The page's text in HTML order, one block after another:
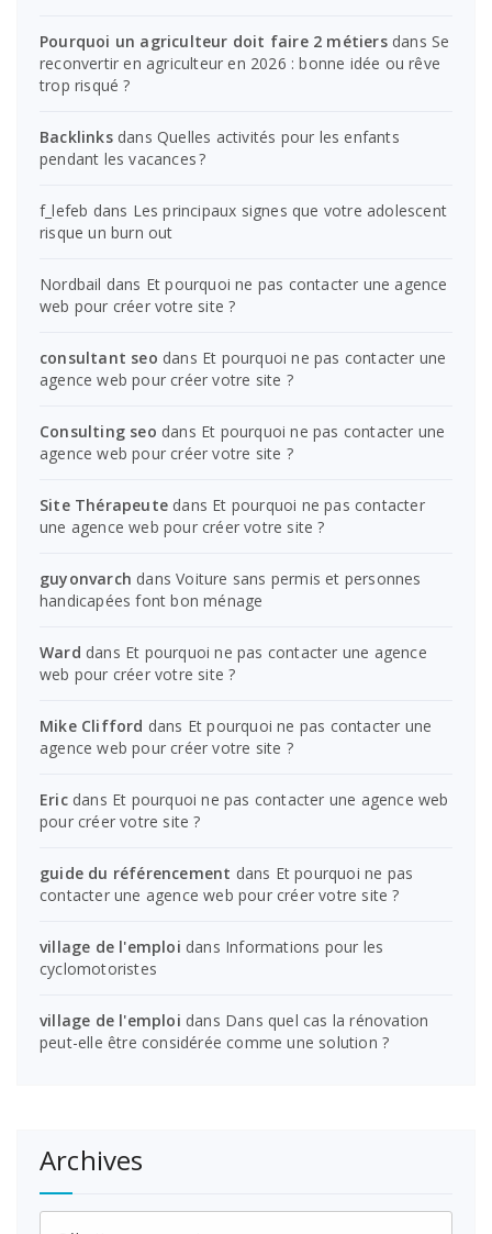
Pourquoi un agriculteur doit faire 2 métiersdans Se
reconvertir en agriculteur en 2026 : bonne idée ou rêve
trop risqué ?
BacklinksdansQuelles activités pour les enfants
pendant les vacances ?
f_lefeb dans Les principaux signes que votre adolescent
risque un burn out
Nordbail dans Et pourquoi ne pas contacter une agence
web pour créer votre site ?
consultant seo dans Et pourquoi ne pas contacter une
agence web pour créer votre site ?
Consulting seo dans Et pourquoi ne pas contacter une
agence web pour créer votre site ?
Site Thérapeute dans Et pourquoi ne pas contacter
une agence web pour créer votre site ?
guyonvarch dansVoiture sans permis et personnes
handicapées font bon ménage
Ward dans Et pourquoi ne pas contacter une agence
web pour créer votre site ?
Mike Clifford dans Et pourquoi ne pas contacter une
agence web pour créer votre site ?
Ericdans Et pourquoi ne pas contacter une agence web
pour créer votre site ?
guide du référencement dans Et pourquoi ne pas
contacter une agence web pour créer votre site ?
village de l'emploi dans Informations pour les
cyclomotoristes
village de l'emploi dans Dans quel cas la rénovation
peut-elle être considérée comme une solution ?
Archives